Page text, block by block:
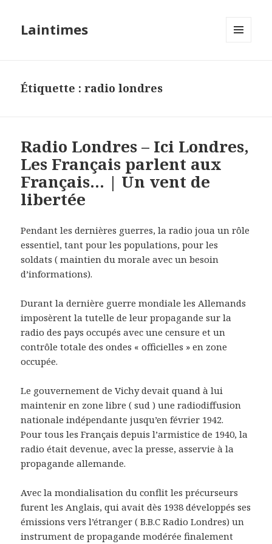
Laintimes
Étiquette :radio londres
Radio Londres – Ici Londres,
Les Français parlent aux
Français… | Un vent de
libertée
Pendant les dernières guerres, la radio joua un rôle
essentiel, tant pour les populations, pour les
soldats ( maintien du morale avec un besoin
d’informations).
Durant la dernière guerre mondiale les Allemands
imposèrent la tutelle de leur propagande sur la
radio des pays occupés avec une censure et un
contrôle totale des ondes « officielles » en zone
occupée.
Le gouvernement de Vichy devait quand à lui
maintenir en zone libre ( sud ) une radiodiffusion
nationale indépendante jusqu’en février 1942.
Pour tous les Français depuis l’armistice de 1940, la
radio était devenue, avec la presse, asservie à la
propagande allemande.
Avec la mondialisation du conflit les précurseurs
furent les Anglais, qui avait dès 1938 développés ses
émissions vers l’étranger ( B.B.C Radio Londres) un
instrument de propagande modérée finalement